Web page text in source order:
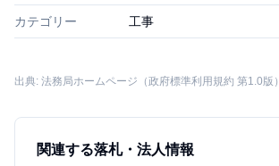
カテゴリー 工事
出典: 法務局ホームページ（政府標準利用規約 第1.0版）
関連する落札・法人情報